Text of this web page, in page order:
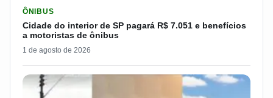
ÔNIBUS
Cidade do interior de SP pagará R$ 7.051 e benefícios
a motoristas de ônibus
1 de agosto de 2026